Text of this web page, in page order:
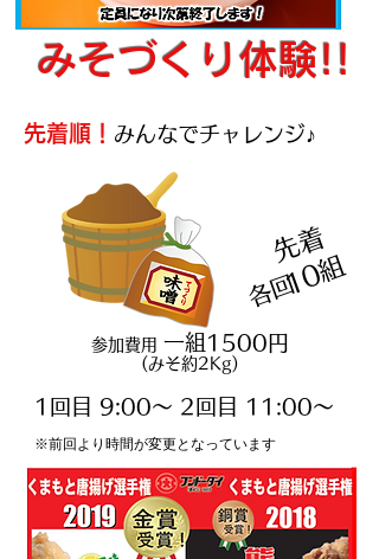
みそづくり体験!!
先着順！ みんなでチャレンジ♪
先
着
1
0
組
​
各回
参加費用 一組1500円
(みそ約2Kg)
1回目 9:00～ 2回目 11:00～
※前回より時間が変更となっています